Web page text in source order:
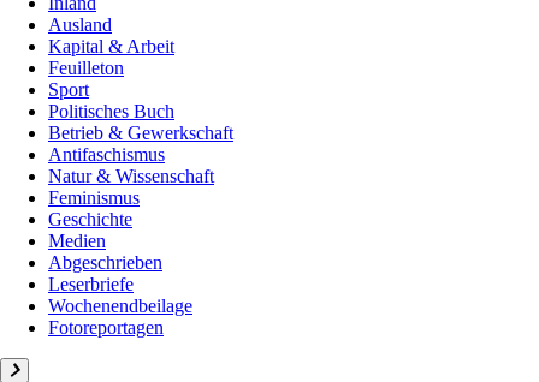
Ausland
Kapital & Arbeit
Feuilleton
Sport
Politisches Buch
Betrieb & Gewerkschaft
Antifaschismus
Natur & Wissenschaft
Feminismus
Geschichte
Medien
Abgeschrieben
Leserbriefe
Wochenendbeilage
Fotoreportagen